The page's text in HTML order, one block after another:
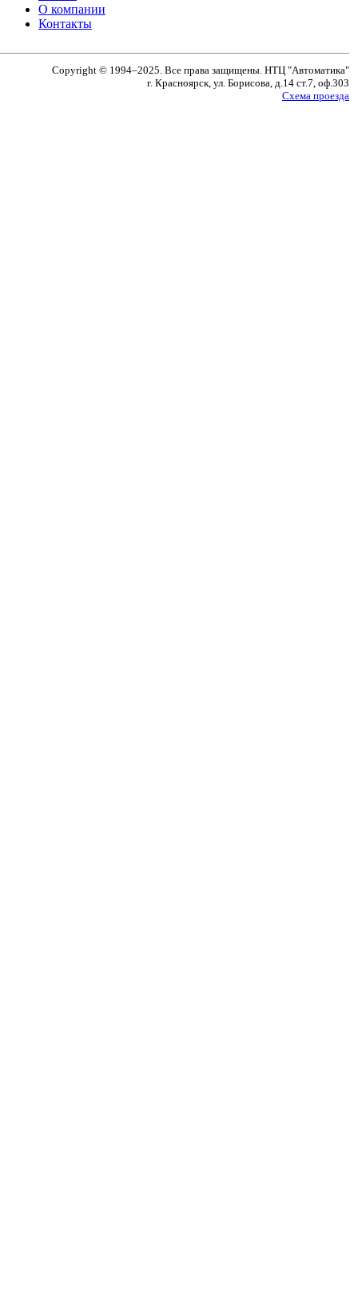
О компании
Контакты
Copyright © 1994–2025. Все права защищены. НТЦ "Автоматика"
г. Красноярск, ул. Борисова, д.14 ст.7, оф.303
Схема проезда